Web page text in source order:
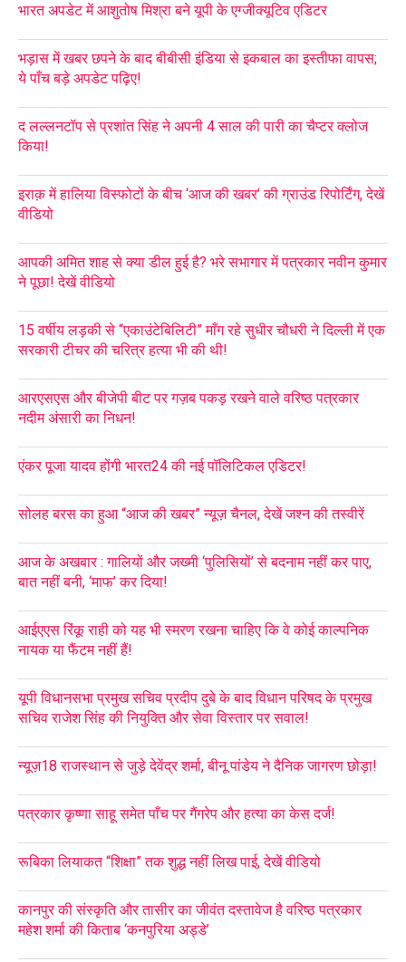
भारत अपडेट में आशुतोष मिश्रा बने यूपी के एग्जीक्यूटिव एडिटर
भड़ास में खबर छपने के बाद बीबीसी इंडिया से इकबाल का इस्तीफा वापस;
ये पाँच बड़े अपडेट पढ़िए!
द लल्लनटॉप से प्रशांत सिंह ने अपनी 4 साल की पारी का चैप्टर क्लोज
किया!
इराक़ में हालिया विस्फोटों के बीच ‘आज की खबर’ की ग्राउंड रिपोर्टिंग, देखें
वीडियो
आपकी अमित शाह से क्या डील हुई है? भरे सभागार में पत्रकार नवीन कुमार
ने पूछा! देखें वीडियो
15 वर्षीय लड़की से “एकाउंटेबिलिटी” माँग रहे सुधीर चौधरी ने दिल्ली में एक
सरकारी टीचर की चरित्र हत्या भी की थी!
आरएसएस और बीजेपी बीट पर गज़ब पकड़ रखने वाले वरिष्ठ पत्रकार
नदीम अंसारी का निधन!
एंकर पूजा यादव होंगी भारत24 की नई पॉलिटिकल एडिटर!
सोलह बरस का हुआ “आज की खबर” न्यूज़ चैनल, देखें जश्न की तस्वीरें
आज के अखबार : गालियों और जख्मी ‘पुलिसियों’ से बदनाम नहीं कर पाए,
बात नहीं बनी, ‘माफ’ कर दिया!
आईएएस रिंकू राही को यह भी स्मरण रखना चाहिए कि वे कोई काल्पनिक
नायक या फैंटम नहीं हैं!
यूपी विधानसभा प्रमुख सचिव प्रदीप दुबे के बाद विधान परिषद के प्रमुख
सचिव राजेश सिंह की नियुक्ति और सेवा विस्तार पर सवाल!
न्यूज़18 राजस्थान से जुड़े देवेंद्र शर्मा, बीनू पांडेय ने दैनिक जागरण छोड़ा!
पत्रकार कृष्णा साहू समेत पाँच पर गैंगरेप और हत्या का केस दर्ज!
रूबिका लियाकत “शिक्षा” तक शुद्ध नहीं लिख पाई, देखें वीडियो
कानपुर की संस्कृति और तासीर का जीवंत दस्तावेज है वरिष्ठ पत्रकार
महेश शर्मा की किताब ‘कनपुरिया अड्डे’